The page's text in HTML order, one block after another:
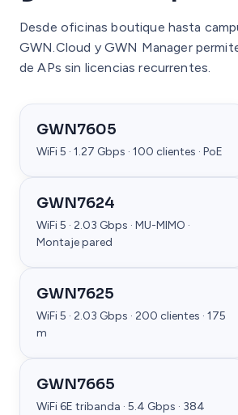
Desde oficinas boutique hasta
GWN.Cloud y GWN Manager
de APs sin licencias recurrentes.
GWN7605
WiFi 5 · 1.27 Gbps · 100 clientes · PoE
GWN7624
WiFi 5 · 2.03 Gbps · MU-MIMO ·
Montaje pared
GWN7625
WiFi 5 · 2.03 Gbps · 200 clientes · 175
m
GWN7665
WiFi 6E tribanda · 5.4 Gbps · 384